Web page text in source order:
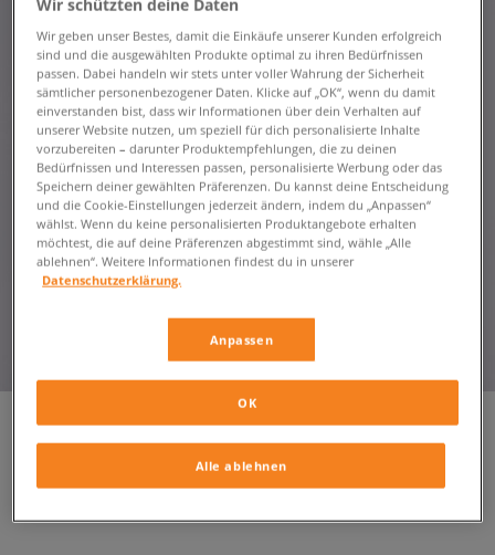
ADIDAS T-SHIRT 3S TEE SLIM
Wir geben unser Bestes, damit die Einkäufe unserer Kunden erfolgreich
sind und die ausgewählten Produkte optimal zu ihren Bedürfnissen
passen. Dabei handeln wir stets unter voller Wahrung der Sicherheit
sämtlicher personenbezogener Daten. Klicke auf „OK“, wenn du damit
einverstanden bist, dass wir Informationen über dein Verhalten auf
unserer Website nutzen, um speziell für dich personalisierte Inhalte
vorzubereiten – darunter Produktempfehlungen, die zu deinen
Bedürfnissen und Interessen passen, personalisierte Werbung oder das
Speichern deiner gewählten Präferenzen. Du kannst deine Entscheidung
und die Cookie-Einstellungen jederzeit ändern, indem du „Anpassen“
wählst. Wenn du keine personalisierten Produktangebote erhalten
möchtest, die auf deine Präferenzen abgestimmt sind, wähle „Alle
ablehnen“. Weitere Informationen findest du in unserer
Datenschutzerklärung.
Anpassen
Alle ablehnen
OK